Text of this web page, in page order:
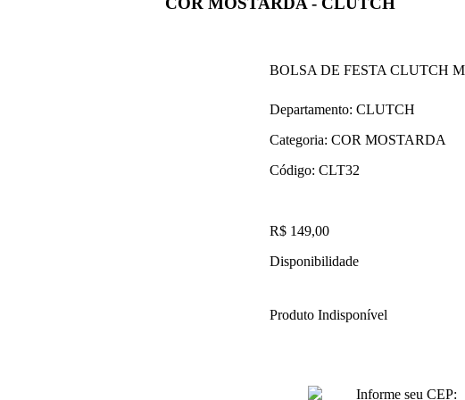
BOLSA DE FESTA CLUTCH
Departamento: CLUTCH
Categoria: COR MOSTARDA
Código: CLT32
R$ 149,00
Disponibilidade
Produto Indisponível
Informe seu CEP: